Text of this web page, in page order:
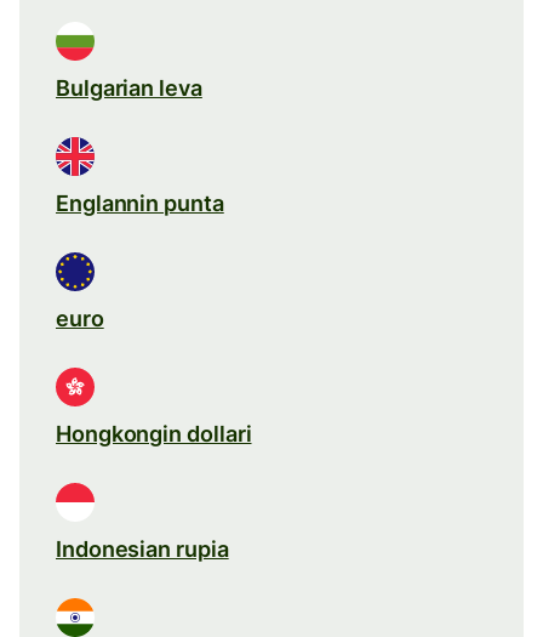
Bulgarian leva
Englannin punta
euro
Hongkongin dollari
Indonesian rupia